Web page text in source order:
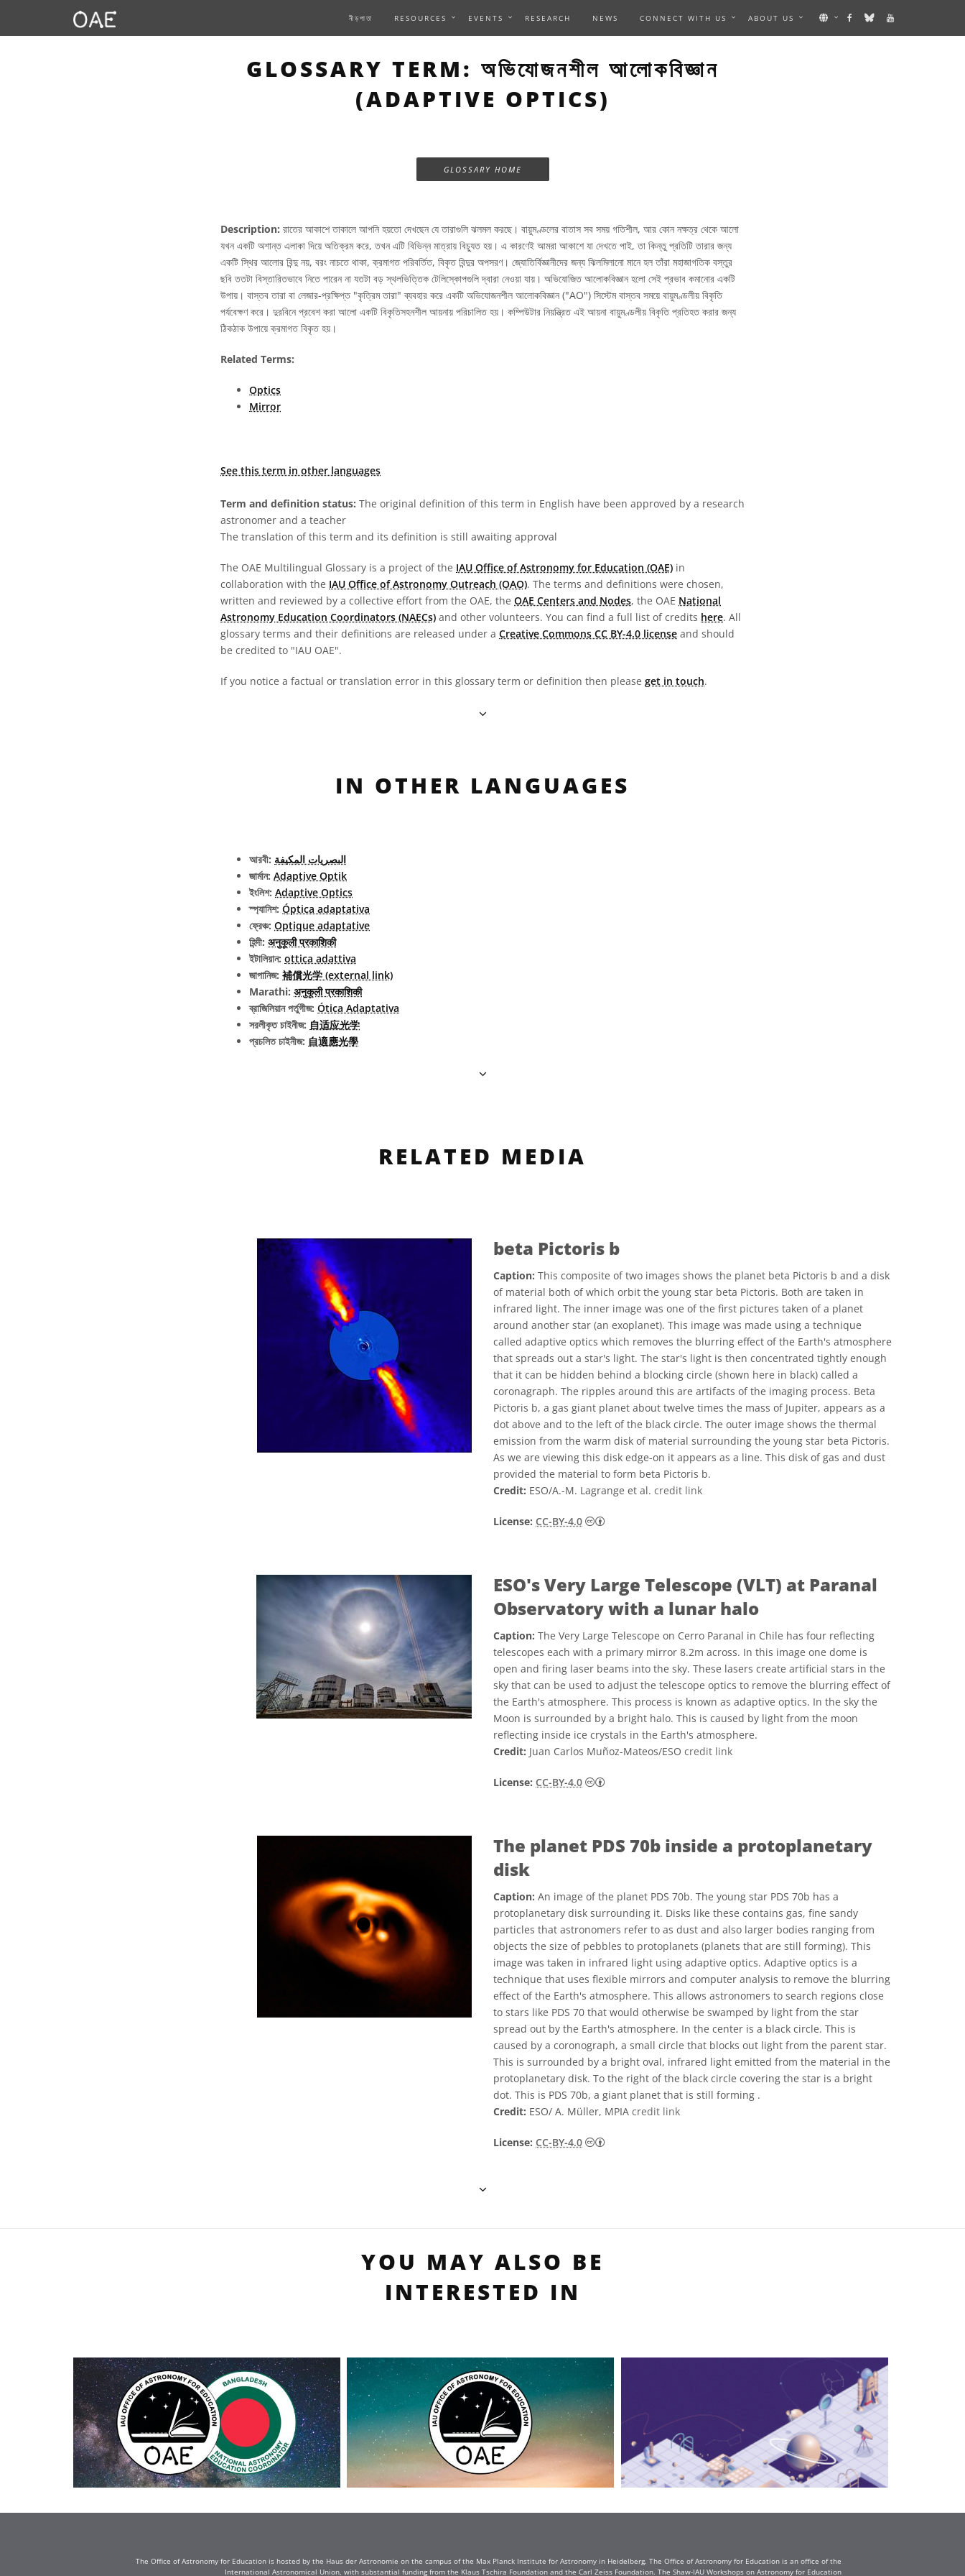
নীড়পাতা RESOURCES EVENTS RESEARCH NEWS CONNECT WITH US ABOUT US
GLOSSARY TERM: অভিযোজনশীল আলোকবিজ্ঞান
(ADAPTIVE OPTICS)
GLOSSARY HOME
Description: রাতের আকাশে তাকালে আপনি হয়তো দেখছেন যে তারাগুলি ঝলমল করছে। বায়ুমণ্ডলের বাতাস সব সময় গতিশীল, আর কোন নক্ষত্র থেকে আলো
যখন একটি অশান্ত এলাকা দিয়ে অতিক্রম করে, তখন এটি বিভিন্ন মাত্রায় বিচ্যুত হয়। এ কারণেই আমরা আকাশে যা দেখতে পাই, তা কিন্তু প্রতিটি তারার জন্য
একটি স্থির আলোর বিন্দু নয়, বরং নাচতে থাকা, ক্রমাগত পরিবর্তিত, বিকৃত বিন্দুর অপসরণ। জ্যোতির্বিজ্ঞানীদের জন্য ঝিলমিলানো মানে হল তাঁরা মহাজাগতিক বস্তুর
ছবি ততটা বিস্তারিতভাবে নিতে পারেন না যতটা বড় স্থলভিত্তিক টেলিস্কোপগুলি দ্বারা নেওয়া যায়। অভিযোজিত আলোকবিজ্ঞান হলো সেই প্রভাব কমানোর একটি
উপায়। বাস্তব তারা বা লেজার-প্রক্ষিপ্ত "কৃত্রিম তারা" ব্যবহার করে একটি অভিযোজনশীল আলোকবিজ্ঞান ("AO") সিস্টেম বাস্তব সময়ে বায়ুমণ্ডলীয় বিকৃতি
পর্যবেক্ষণ করে। দুরবিনে প্রবেশ করা আলো একটি বিকৃতিসহনশীল আয়নায় পরিচালিত হয়। কম্পিউটার নিয়ন্ত্রিত এই আয়না বায়ুমণ্ডলীয় বিকৃতি প্রতিহত করার জন্য
ঠিকঠাক উপায়ে ক্রমাগত বিকৃত হয়।
Related Terms:
Optics
Mirror
See this term in other languages
Term and definition status: The original definition of this term in English have been approved by a research
astronomer and a teacher
The translation of this term and its definition is still awaiting approval
The OAE Multilingual Glossary is a project of the IAU Office of Astronomy for Education (OAE) in
collaboration with the IAU Office of Astronomy Outreach (OAO). The terms and definitions were chosen,
written and reviewed by a collective effort from the OAE, the OAE Centers and Nodes, the OAE National
Astronomy Education Coordinators (NAECs) and other volunteers. You can find a full list of credits here. All
glossary terms and their definitions are released under a Creative Commons CC BY-4.0 license and should
be credited to "IAU OAE".
If you notice a factual or translation error in this glossary term or definition then please get in touch.
IN OTHER LANGUAGES
আরবী: البصريات المكيفة
জার্মান: Adaptive Optik
ইংলিশ: Adaptive Optics
স্প্যানিশ: Óptica adaptativa
ফ্রেঞ্চ: Optique adaptative
হিন্দী: अनुकूली प्रकाशिकी
ইটালিয়ান: ottica adattiva
জাপানিজ: 補償光学 (external link)
Marathi: अनुकूली प्रकाशिकी
ব্রাজিলিয়ান পর্তুগীজ: Ótica Adaptativa
সরলীকৃত চাইনীজ: 自适应光学
প্রচলিত চাইনীজ: 自適應光學
RELATED MEDIA
beta Pictoris b
Caption: This composite of two images shows the planet beta Pictoris b and a disk
of material both of which orbit the young star beta Pictoris. Both are taken in
infrared light. The inner image was one of the first pictures taken of a planet
around another star (an exoplanet). This image was made using a technique
called adaptive optics which removes the blurring effect of the Earth's atmosphere
that spreads out a star's light. The star's light is then concentrated tightly enough
that it can be hidden behind a blocking circle (shown here in black) called a
coronagraph. The ripples around this are artifacts of the imaging process. Beta
Pictoris b, a gas giant planet about twelve times the mass of Jupiter, appears as a
dot above and to the left of the black circle. The outer image shows the thermal
emission from the warm disk of material surrounding the young star beta Pictoris.
As we are viewing this disk edge-on it appears as a line. This disk of gas and dust
provided the material to form beta Pictoris b.
Credit: ESO/A.-M. Lagrange et al. credit link
License: CC-BY-4.0 Creative Commons অ্যাট্রিবিউশন 4.0 আন্তর্জাতিক (CC BY 4.0) icons
ESO's Very Large Telescope (VLT) at Paranal
Observatory with a lunar halo
Caption: The Very Large Telescope on Cerro Paranal in Chile has four reflecting
telescopes each with a primary mirror 8.2m across. In this image one dome is
open and firing laser beams into the sky. These lasers create artificial stars in the
sky that can be used to adjust the telescope optics to remove the blurring effect of
the Earth's atmosphere. This process is known as adaptive optics. In the sky the
Moon is surrounded by a bright halo. This is caused by light from the moon
reflecting inside ice crystals in the Earth's atmosphere.
Credit: Juan Carlos Muñoz-Mateos/ESO credit link
License: CC-BY-4.0 Creative Commons অ্যাট্রিবিউশন 4.0 আন্তর্জাতিক (CC BY 4.0) icons
The planet PDS 70b inside a protoplanetary
disk
Caption: An image of the planet PDS 70b. The young star PDS 70b has a
protoplanetary disk surrounding it. Disks like these contains gas, fine sandy
particles that astronomers refer to as dust and also larger bodies ranging from
objects the size of pebbles to protoplanets (planets that are still forming). This
image was taken in infrared light using adaptive optics. Adaptive optics is a
technique that uses flexible mirrors and computer analysis to remove the blurring
effect of the Earth's atmosphere. This allows astronomers to search regions close
to stars like PDS 70 that would otherwise be swamped by light from the star
spread out by the Earth's atmosphere. In the center is a black circle. This is
caused by a coronograph, a small circle that blocks out light from the parent star.
This is surrounded by a bright oval, infrared light emitted from the material in the
protoplanetary disk. To the right of the black circle covering the star is a bright
dot. This is PDS 70b, a giant planet that is still forming .
Credit: ESO/ A. Müller, MPIA credit link
License: CC-BY-4.0 Creative Commons অ্যাট্রিবিউশন 4.0 আন্তর্জাতিক (CC BY 4.0) icons
YOU MAY ALSO BE
INTERESTED IN
The Office of Astronomy for Education is hosted by the Haus der Astronomie on the campus of the Max Planck Institute for Astronomy in Heidelberg. The Office of Astronomy for Education is an office of the
International Astronomical Union, with substantial funding from the Klaus Tschira Foundation and the Carl Zeiss Foundation. The Shaw-IAU Workshops on Astronomy for Education